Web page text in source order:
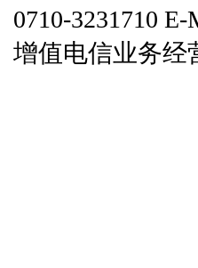
0710-3231710
增值电信业务经